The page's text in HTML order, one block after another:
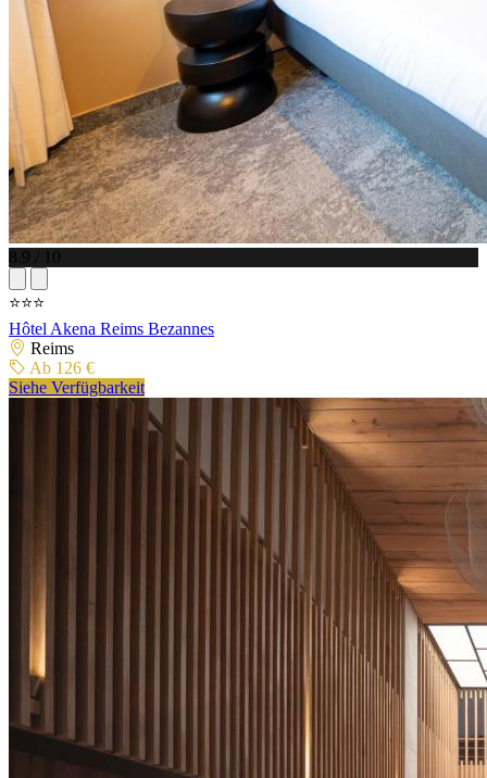
8.9 / 10
⭐⭐⭐
Hôtel Akena Reims Bezannes
Reims
Ab 126 €
Siehe Verfügbarkeit